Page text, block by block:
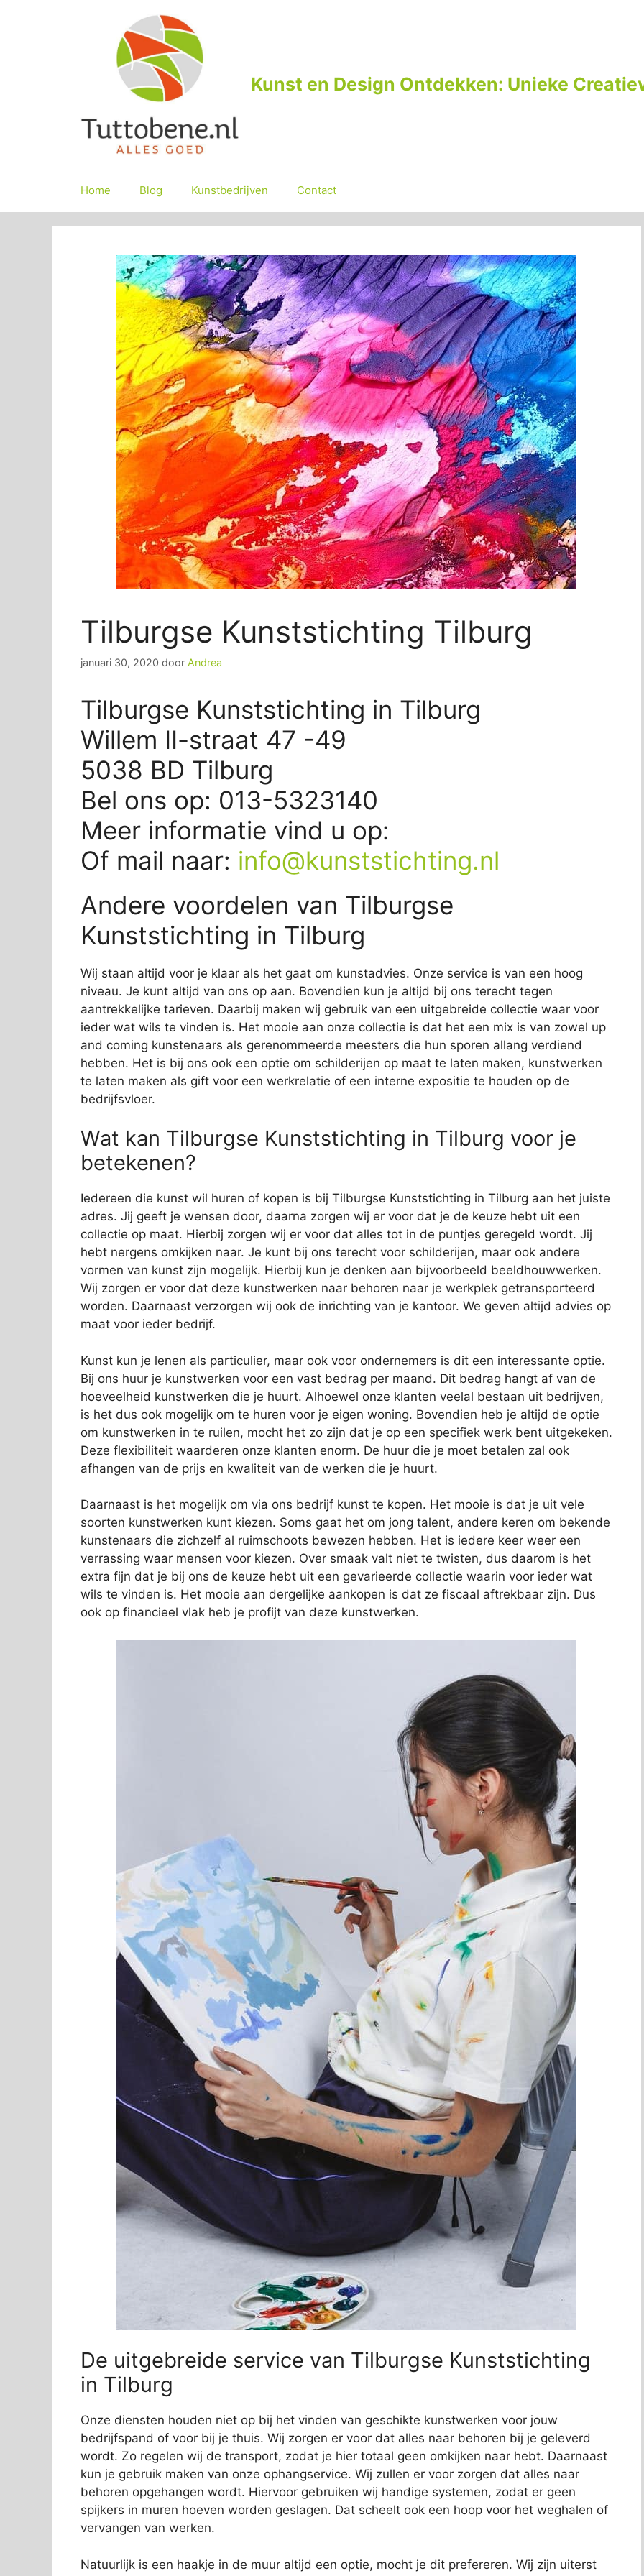
Kunst en Design Ontdekken: Unieke
Home Blog Kunstbedrijven Contact
Tilburgse Kunststichting Tilburg
januari 30, 2020 door Andrea
Tilburgse Kunststichting in Tilburg
Willem II-straat 47 -49
5038 BD Tilburg
Bel ons op: 013-5323140
Meer informatie vind u op:
Of mail naar: info@kunststichting.nl
Andere voordelen van Tilburgse
Kunststichting in Tilburg
Wij staan altijd voor je klaar als het gaat om kunstadvies. Onze service is van een hoog
niveau. Je kunt altijd van ons op aan. Bovendien kun je altijd bij ons terecht tegen
aantrekkelijke tarieven. Daarbij maken wij gebruik van een uitgebreide collectie waar voor
ieder wat wils te vinden is. Het mooie aan onze collectie is dat het een mix is van zowel up
and coming kunstenaars als gerenommeerde meesters die hun sporen allang verdiend
hebben. Het is bij ons ook een optie om schilderijen op maat te laten maken, kunstwerken
te laten maken als gift voor een werkrelatie of een interne expositie te houden op de
bedrijfsvloer.
Wat kan Tilburgse Kunststichting in Tilburg voor je
betekenen?
Iedereen die kunst wil huren of kopen is bij Tilburgse Kunststichting in Tilburg aan het juiste
adres. Jij geeft je wensen door, daarna zorgen wij er voor dat je de keuze hebt uit een
collectie op maat. Hierbij zorgen wij er voor dat alles tot in de puntjes geregeld wordt. Jij
hebt nergens omkijken naar. Je kunt bij ons terecht voor schilderijen, maar ook andere
vormen van kunst zijn mogelijk. Hierbij kun je denken aan bijvoorbeeld beeldhouwwerken.
Wij zorgen er voor dat deze kunstwerken naar behoren naar je werkplek getransporteerd
worden. Daarnaast verzorgen wij ook de inrichting van je kantoor. We geven altijd advies op
maat voor ieder bedrijf.
Kunst kun je lenen als particulier, maar ook voor ondernemers is dit een interessante optie.
Bij ons huur je kunstwerken voor een vast bedrag per maand. Dit bedrag hangt af van de
hoeveelheid kunstwerken die je huurt. Alhoewel onze klanten veelal bestaan uit bedrijven,
is het dus ook mogelijk om te huren voor je eigen woning. Bovendien heb je altijd de optie
om kunstwerken in te ruilen, mocht het zo zijn dat je op een specifiek werk bent uitgekeken.
Deze flexibiliteit waarderen onze klanten enorm. De huur die je moet betalen zal ook
afhangen van de prijs en kwaliteit van de werken die je huurt.
Daarnaast is het mogelijk om via ons bedrijf kunst te kopen. Het mooie is dat je uit vele
soorten kunstwerken kunt kiezen. Soms gaat het om jong talent, andere keren om bekende
kunstenaars die zichzelf al ruimschoots bewezen hebben. Het is iedere keer weer een
verrassing waar mensen voor kiezen. Over smaak valt niet te twisten, dus daarom is het
extra fijn dat je bij ons de keuze hebt uit een gevarieerde collectie waarin voor ieder wat
wils te vinden is. Het mooie aan dergelijke aankopen is dat ze fiscaal aftrekbaar zijn. Dus
ook op financieel vlak heb je profijt van deze kunstwerken.
De uitgebreide service van Tilburgse Kunststichting
in Tilburg
Onze diensten houden niet op bij het vinden van geschikte kunstwerken voor jouw
bedrijfspand of voor bij je thuis. Wij zorgen er voor dat alles naar behoren bij je geleverd
wordt. Zo regelen wij de transport, zodat je hier totaal geen omkijken naar hebt. Daarnaast
kun je gebruik maken van onze ophangservice. Wij zullen er voor zorgen dat alles naar
behoren opgehangen wordt. Hiervoor gebruiken wij handige systemen, zodat er geen
spijkers in muren hoeven worden geslagen. Dat scheelt ook een hoop voor het weghalen of
vervangen van werken.
Natuurlijk is een haakje in de muur altijd een optie, mocht je dit prefereren. Wij zijn uiterst